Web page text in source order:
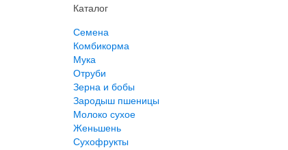
Каталог
Семена
Комбикорма
Мука
Отруби
Зерна и бобы
Зародыш пшеницы
Молоко сухое
Женьшень
Сухофрукты